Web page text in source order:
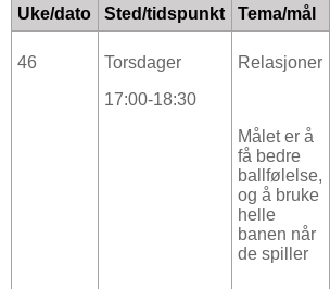
Uke/dato Sted/tidspunkt Tema/mål
46
Torsdager
17:00-18:30
Relasjoner
Målet er å
få bedre
ballfølelse,
og å bruke
helle
banen når
de spiller